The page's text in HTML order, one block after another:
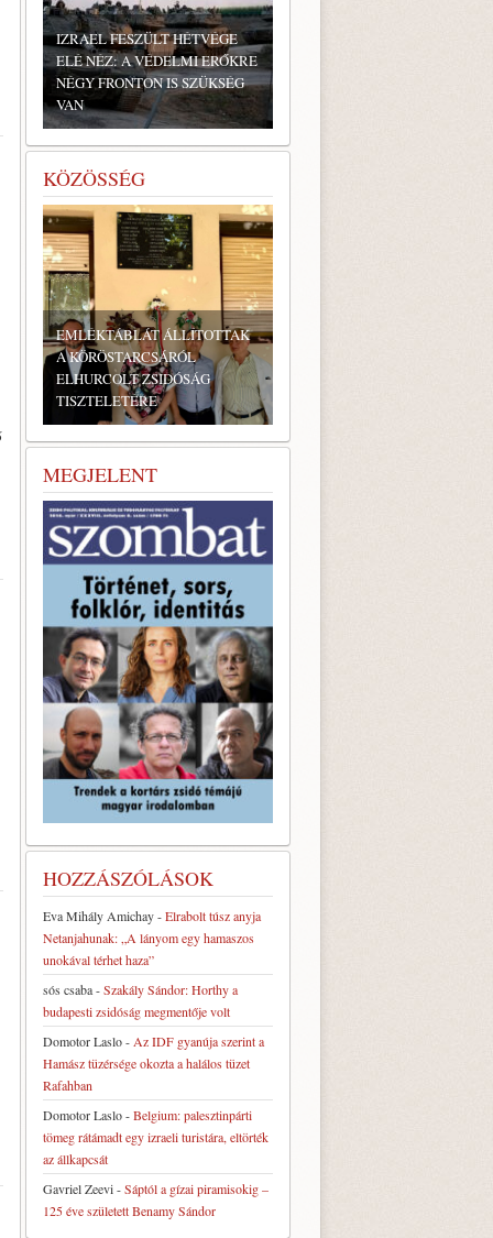
IZRAEL FESZÜLT HÉTVÉGE
ELÉ NÉZ: A VÉDELMI ERŐKRE
NÉGY FRONTON IS SZÜKSÉG
VAN
KÖZÖSSÉG
EMLÉKTÁBLÁT ÁLLÍTOTTAK
A KÖRÖSTARCSÁRÓL
ELHURCOLT ZSIDÓSÁG
TISZTELETÉRE
MEGJELENT
HOZZÁSZÓLÁSOK
Eva Mihály Amichay-Elrabolt túsz anyja
Netanjahunak: „A lányom egy hamaszos
unokával térhet haza”
sós csaba-Szakály Sándor: Horthy a
budapesti zsidóság megmentője volt
Domotor Laslo- Az IDF gyanúja szerint a
Hamász tüzérsége okozta a halálos tüzet
Rafahban
Domotor Laslo-Belgium: palesztinpárti
tömeg rátámadt egy izraeli turistára, eltörték
az állkapcsát
Gavriel Zeevi-Sáptól a gízai piramisokig –
125 éve született Benamy Sándor